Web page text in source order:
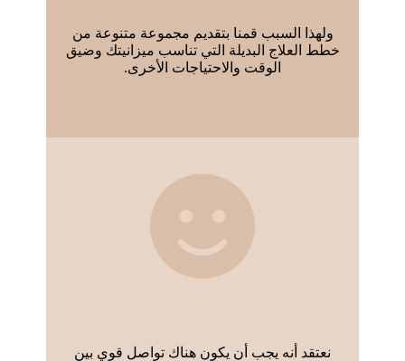
ولهذا السبب قمنا بتقديم مجموعة متنوعة من
خطط العلاج البديلة التي تناسب ميزانيتك وضيق
الوقت والاحتياجات الأخرى.
نعتقد أنه يجب أن يكون هناك تواصل قوي بين